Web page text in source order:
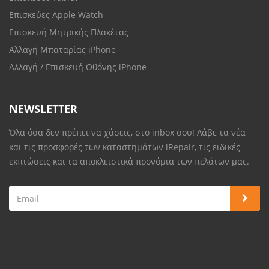
Επισκεύες Apple Watch
Επισκευή Μητρικής Πλακέτας
Αλλαγή Μπαταρίας iPhone
Αλλαγή / Επισκευή Οθόνης iPhone
NEWSLETTER
Όλα όσα δεν πρέπει να χάσεις, στο inbox σου! Λάβε τα νέα
και τις προσφορές των καταστημάτων iRepair, τις ειδικές
εκπτώσεις και τα αποκλειστικά προνόμια των πελάτων μας.